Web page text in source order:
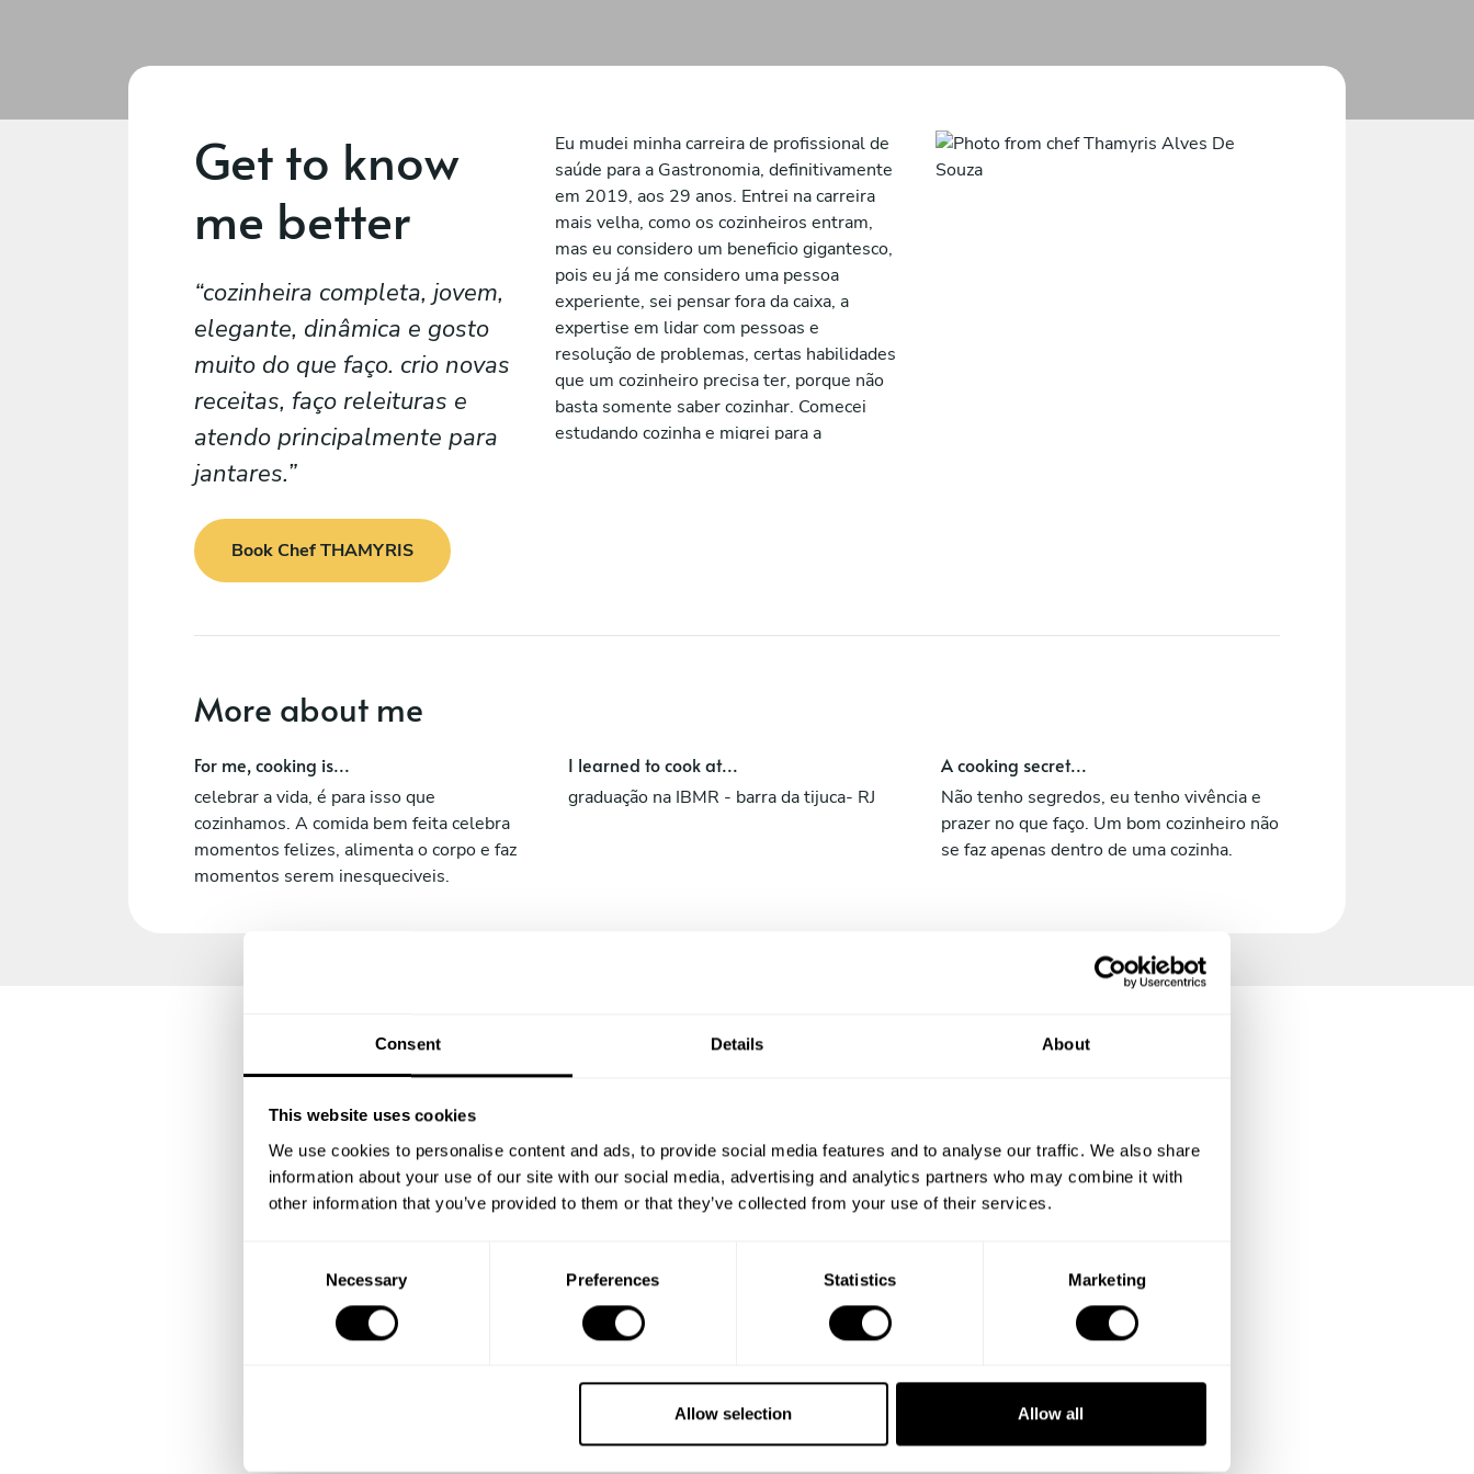
Consent Details About
This website uses cookies
We use cookies to personalise content and ads, to provide social media features and to analyse our traffic. We also share
information about your use of our site with our social media, advertising and analytics partners who may combine it with
other information that you’ve provided to them or that they’ve collected from your use of their services.
e
Necessary Preferences Statistics Marketing
Allow selection Allow all
Get to know
me better
cozinheira completa, jovem,
elegante, dinâmica e gosto
muito do que faço. crio novas
receitas, faço releituras e
atendo principalmente para
jantares.
Book Chef THAMYRIS
Eu mudei minha carreira de profissional de
saúde para a Gastronomia, definitivamente
em 2019, aos 29 anos. Entrei na carreira
mais velha, como os cozinheiros entram,
mas eu considero um beneficio gigantesco,
pois eu já me considero uma pessoa
experiente, sei pensar fora da caixa, a
expertise em lidar com pessoas e
resolução de problemas, certas habilidades
que um cozinheiro precisa ter, porque não
basta somente saber cozinhar. Comecei
estudando cozinha e migrei para a
More about me
For me, cooking is...
celebrar a vida, é para isso que
cozinhamos. A comida bem feita celebra
momentos felizes, alimenta o corpo e faz
momentos serem inesqueciveis.
I learned to cook at...
graduação na IBMR - barra da tijuca- RJ
A cooking secret...
Não tenho segredos, eu tenho vivência e
prazer no que faço. Um bom cozinheiro não
se faz apenas dentro de uma cozinha.